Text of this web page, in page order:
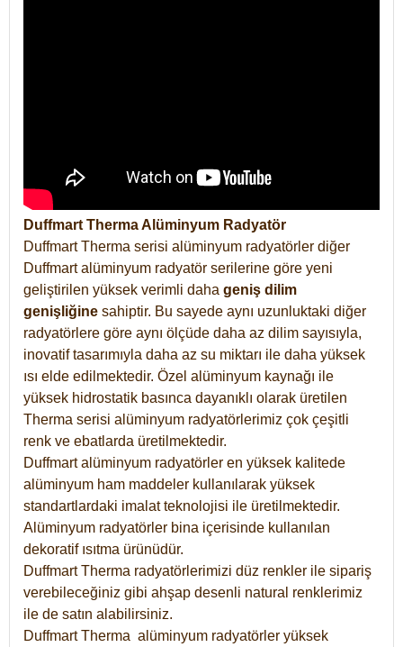
Duffmart Therma Alüminyum Radyatör
Duffmart Therma serisi alüminyum radyatörler diğer
Duffmart alüminyum radyatör serilerine göre yeni
geliştirilen yüksek verimli daha geniş dilim
genişliğine sahiptir. Bu sayede aynı uzunluktaki diğer
radyatörlere göre aynı ölçüde daha az dilim sayısıyla,
inovatif tasarımıyla daha az su miktarı ile daha yüksek
ısı elde edilmektedir. Özel alüminyum kaynağı ile
yüksek hidrostatik basınca dayanıklı olarak üretilen
Therma serisi alüminyum radyatörlerimiz çok çeşitli
renk ve ebatlarda üretilmektedir.
Duffmart alüminyum radyatörler en yüksek kalitede
alüminyum ham maddeler kullanılarak yüksek
standartlardaki imalat teknolojisi ile üretilmektedir.
Alüminyum radyatörler bina içerisinde kullanılan
dekoratif ısıtma ürünüdür.
Duffmart Therma radyatörlerimizi düz renkler ile sipariş
verebileceğiniz gibi ahşap desenli natural renklerimiz
ile de satın alabilirsiniz.
Duffmart Therma alüminyum radyatörler yüksek